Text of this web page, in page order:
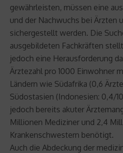
gewährleisten, müssen eine
und der Nachwuchs bei Ärzten
sichergestellt werden. Die
ausgebildeten Fachkräften
jedoch eine Herausforderung
Ärztezahl pro 1000 Einwohner
Ländern wie Südafrika (0,6
Südostasien (Indonesien: 0,4/
jedoch bereits akuter
Millionen Mediziner und 2,4
Krankenschwestern benötigt.
Auch die Abdeckung der